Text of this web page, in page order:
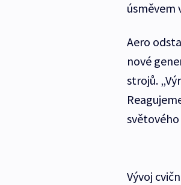
úsměvem
Aero
nové
strojů.
Vývoj